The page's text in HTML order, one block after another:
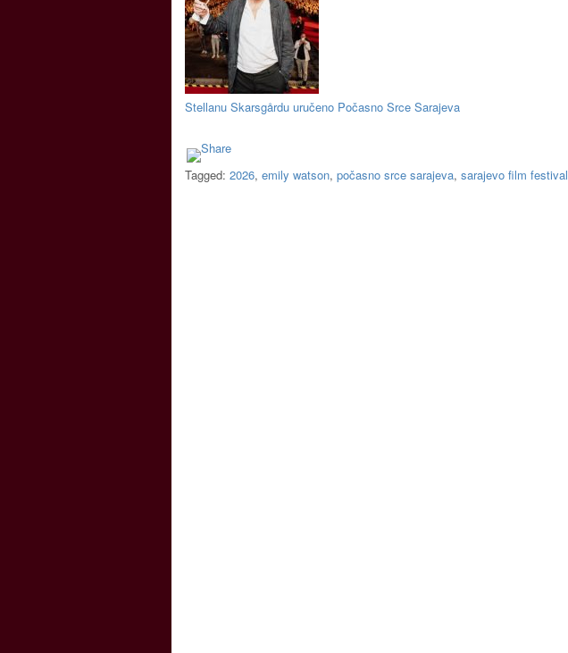
Stellanu Skarsgårdu uručeno Počasno Srce Sarajeva
Tagged: 2026, emily watson, počasno srce sarajeva, sarajevo film festival